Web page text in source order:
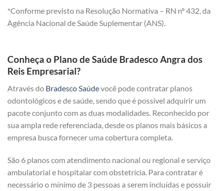
*Conforme previsto na Resolução Normativa – RN nº 432, da
Agência Nacional de Saúde Suplementar (ANS).
Conheça o Plano de Saúde Bradesco Angra dos
Reis Empresarial?
Através do Bradesco Saúdevocê pode contratar planos
odontológicos e de saúde, sendo que é possível adquirir um
pacote conjunto com as duas modalidades. Reconhecido por
sua ampla rede referenciada, desde os planos mais básicos a
empresa busca fornecer uma cobertura completa.
São 6 planos com atendimento nacional ou regional e serviço
ambulatorial e hospitalar com obstetrícia. Para contratar é
necessário o mínimo de 3 pessoas a serem incluídas e possuir